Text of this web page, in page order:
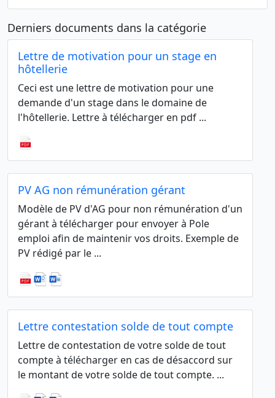
Derniers documents dans la catégorie
Lettre de motivation pour un stage en
hôtellerie
Ceci est une lettre de motivation pour une
demande d'un stage dans le domaine de
l'hôtellerie. Lettre à télécharger en pdf ...
PV AG non rémunération gérant
Modèle de PV d'AG pour non rémunération d'un
gérant à télécharger pour envoyer à Pole
emploi afin de maintenir vos droits. Exemple de
PV rédigé par le ...
Lettre contestation solde de tout compte
Lettre de contestation de votre solde de tout
compte à télécharger en cas de désaccord sur
le montant de votre solde de tout compte. ...